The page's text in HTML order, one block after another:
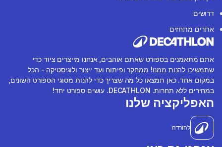
דרושים
אתרים מתחזים
אתם מתאמנים בספורט שאתם אוהבים, אנחנו מייצרים ציוד כדי
שתמשיכו להנות ממנו! ממחקר ופיתוח ועד ייצור ולוגיסטיקה - הכל
במקום אחד. כאן תמצאו כל מה שצריך כדי להנות מסוגי הספורט השונים,
במחירים ללא תחרות. DECATHLON. עושים ספורט יחד!
האפליקציה שלנו
להורדה